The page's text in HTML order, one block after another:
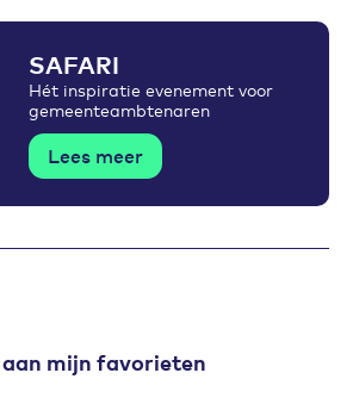
SAFARI
Hét inspiratie evenement voor
gemeenteambtenaren
Lees meer
aan mijn favorieten